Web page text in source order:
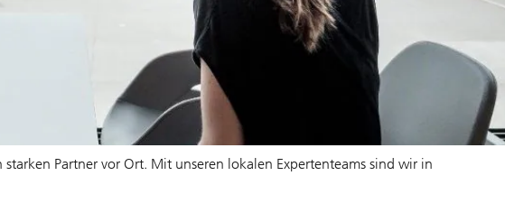
Partner vor Ort. Mit unseren lokalen Expertenteams sind wir in